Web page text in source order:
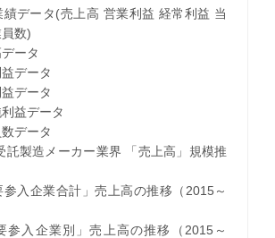
ータ(売上高 営業利益 経常利益 当
数)
ータ
データ
データ
益データ
データ
製造メーカー業界 「売上高」規模推
企業合計」売上高の推移（2015～
入企業別」売上高の推移（2015～